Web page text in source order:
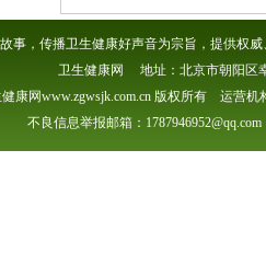
事，传播卫生健康好声音为宗旨，提供权
卫生健康网 地址：北京市朝阳区
康网www.zgwsjk.com.cn 版权所有 运营
不良信息举报邮箱：